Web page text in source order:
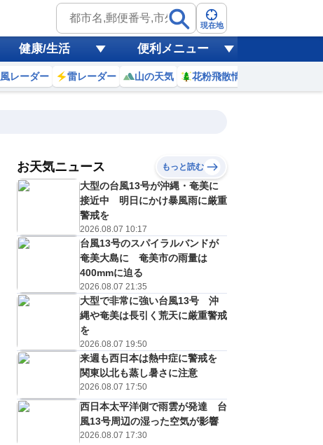
現在地
健康/生活 便利メニュー
風レーダー 雷レーダー 山の天気 花粉飛散情報
18
%
20
(木)
E
29℃
19
40%
21
(金)
E
29℃
20
40%
予報の
信頼度
B
C
D
お天気ニュース もっと読む
大型の台風13号が沖縄・奄美に
接近中 明日にかけ暴風雨に厳重
警戒を
2026.08.07 10:17
台風13号のスパイラルバンドが
奄美大島に 奄美市の雨量は
400mmに迫る
2026.08.07 21:35
大型で非常に強い台風13号 沖
縄や奄美は長引く荒天に厳重警戒
を
2026.08.07 19:50
来週も西日本は熱中症に警戒を
関東以北も蒸し暑さに注意
2026.08.07 17:50
西日本太平洋側で雨雲が発達 台
風13号周辺の湿った空気が影響
2026.08.07 17:30